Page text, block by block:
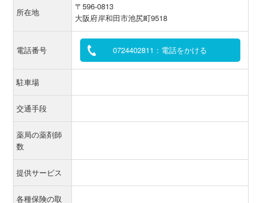
所在地
〒596-0813
大阪府岸和田市池尻町9518
電話番号 0724402811：電話をかける
駐車場
交通手段
薬局の薬剤師
数
提供サービス
各種保険の取